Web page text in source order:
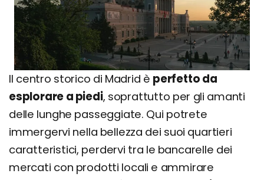
Il centro storico di Madrid è perfetto da
esplorare a piedi, soprattutto per gli amanti
delle lunghe passeggiate. Qui potrete
immergervi nella bellezza dei suoi quartieri
caratteristici, perdervi tra le bancarelle dei
mercati con prodotti locali e ammirare